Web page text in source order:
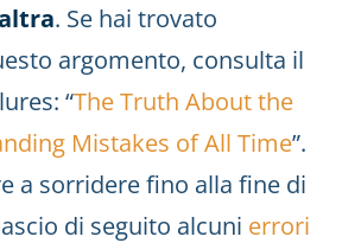
. Se hai trovato
argomento, consulta il
“The Truth About the
Mistakes of All Time”.
a sorridere fino alla fine di
di seguito alcuni errori